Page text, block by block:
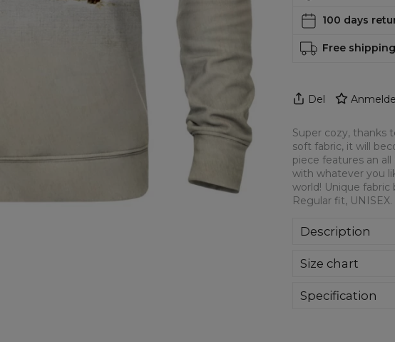
100 days
Free
Del
Super cozy, thanks
soft fabric, it will
piece features an
with whatever you
world! Unique fabric
Regular fit, UNISEX.
Description
poliestru z
rękawy. Trwałe,
Size chart
Specification